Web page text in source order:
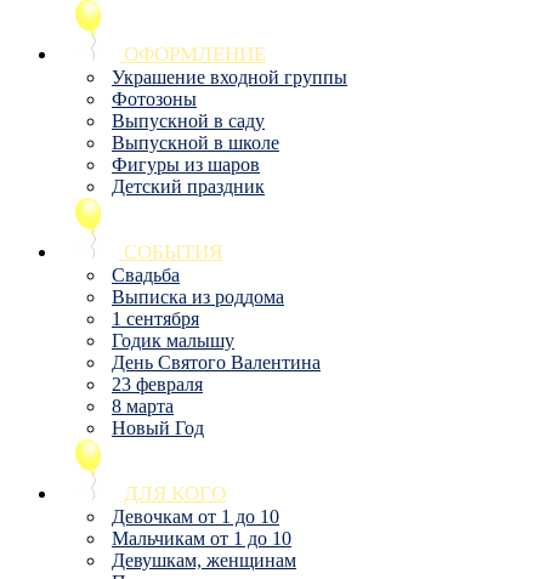
ОФОРМЛЕНИЕ
Украшение входной группы
Фотозоны
Выпускной в саду
Выпускной в школе
Фигуры из шаров
Детский праздник
СОБЫТИЯ
Свадьба
Выписка из роддома
1 сентября
Годик малышу
День Святого Валентина
23 февраля
8 марта
Новый Год
ДЛЯ КОГО
Девочкам от 1 до 10
Мальчикам от 1 до 10
Девушкам, женщинам